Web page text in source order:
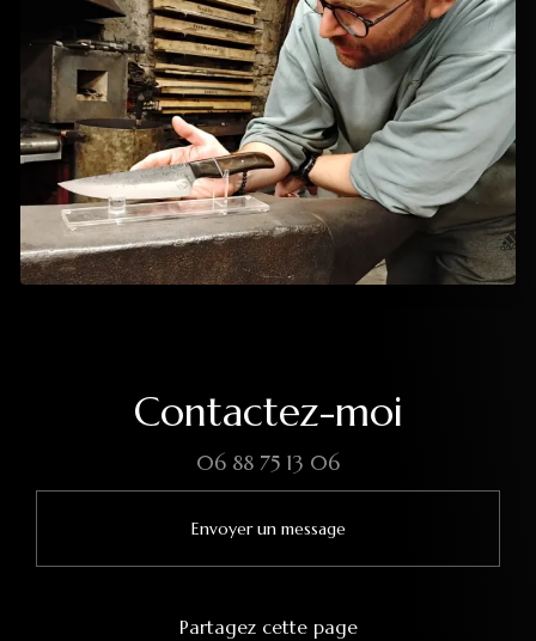
Contactez-moi
06 88 75 13 06
Envoyer un message
Partagez cette page